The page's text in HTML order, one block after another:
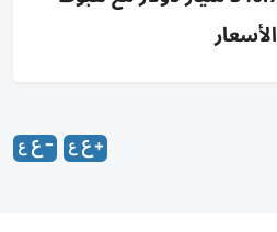
الأسعار